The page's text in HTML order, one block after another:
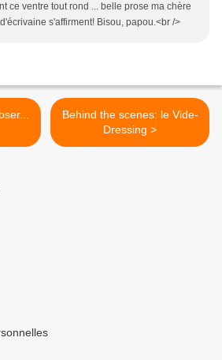
ce ventre tout rond ... belle prose ma chère
s'affirment! Bisou, papou.<br />
Behind the scenes: le Vide-
Dressing >